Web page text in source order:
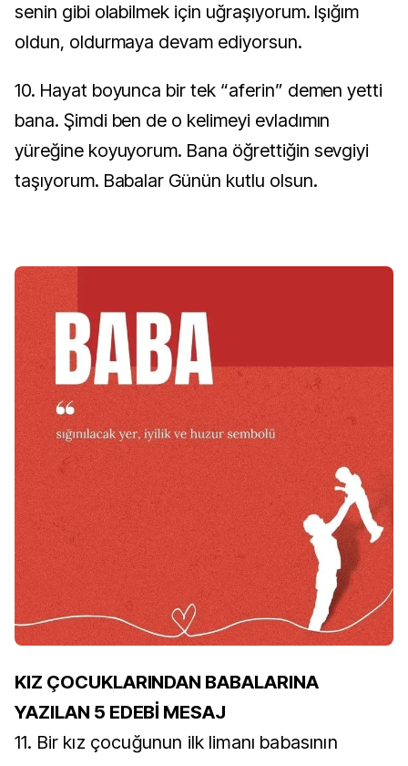
senin gibi olabilmek için uğraşıyorum. Işığım
oldun, oldurmaya devam ediyorsun.
10. Hayat boyunca bir tek “aferin” demen yetti
bana. Şimdi ben de o kelimeyi evladımın
yüreğine koyuyorum. Bana öğrettiğin sevgiyi
taşıyorum. Babalar Günün kutlu olsun.
KIZ ÇOCUKLARINDAN BABALARINA
YAZILAN 5 EDEBİ MESAJ
11. Bir kız çocuğunun ilk limanı babasının